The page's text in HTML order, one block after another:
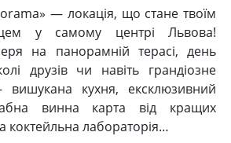
— локація, що стане твоїм
у самому центрі Львова!
на панорамній терасі, день
друзів чи навіть грандіозне
кухня, ексклюзивний
винна карта від кращих
коктейльна лабораторія…